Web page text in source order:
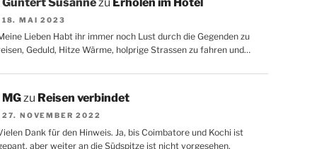
18. MAI 2023
Lieben Habt ihr immer noch Lust durch die Gegenden zu
Geduld, Hitze Wärme, holprige Strassen zu fahren und…
MGzu Reisen verbindet
27. NOVEMBER 2022
Dank für den Hinweis. Ja, bis Coimbatore und Kochi ist
aber weiter an die Südspitze ist nicht vorgesehen.